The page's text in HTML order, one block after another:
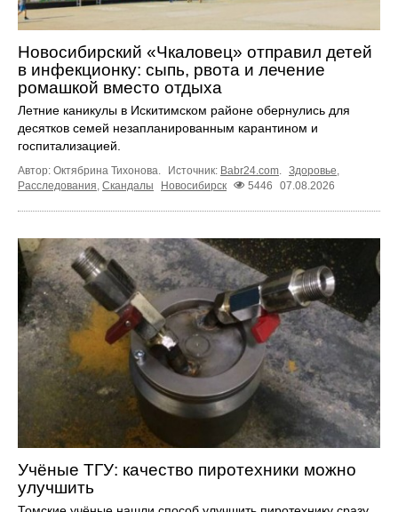
Новосибирский «Чкаловец» отправил детей
в инфекционку: сыпь, рвота и лечение
ромашкой вместо отдыха
Летние каникулы в Искитимском районе обернулись для
десятков семей незапланированным карантином и
госпитализацией.
Автор: Октябрина Тихонова. Источник: Babr24.com Здоровье
Расследования Скандалы Новосибирск 5446 07.08.2026
Учёные ТГУ: качество пиротехники можно
улучшить